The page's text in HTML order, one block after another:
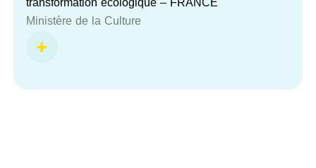
transformation écologique – FRANCE
Ministère de la Culture